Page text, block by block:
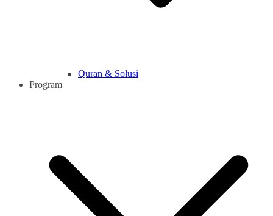
Quran & Solusi
Program